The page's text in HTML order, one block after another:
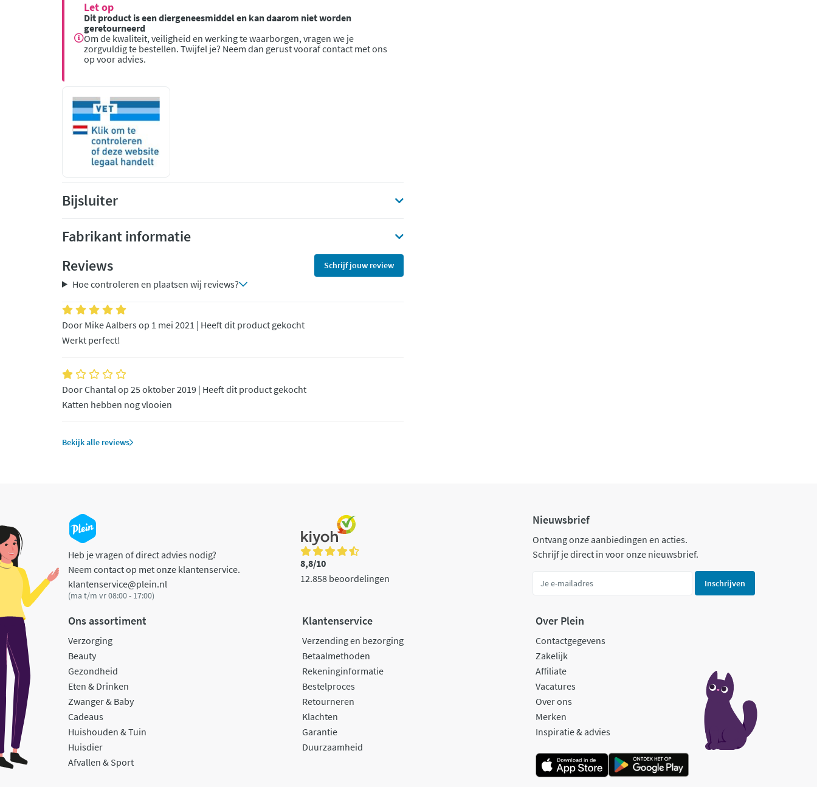
Let op
Dit product is een diergeneesmiddel en kan daarom niet worden
geretourneerd
Om de kwaliteit, veiligheid en werking te waarborgen, vragen we je
zorgvuldig te bestellen. Twijfel je? Neem dan gerust vooraf contact met ons
op voor advies.
Bijsluiter
Fabrikant informatie
Reviews
Schrijf jouw review
Hoe controleren en plaatsen wij reviews?
Door Mike Aalbers op 1 mei 2021 | Heeft dit product gekocht
Werkt perfect!
Door Chantal op 25 oktober 2019 | Heeft dit product gekocht
Katten hebben nog vlooien
Bekijk alle reviews
Heb je vragen of direct advies nodig?
Neem contact op met onze klantenservice.
klantenservice@plein.nl
(ma t/m vr 08:00 - 17:00)
8,8/10
12.858 beoordelingen
Nieuwsbrief
Ontvang onze aanbiedingen en acties.
Schrijf je direct in voor onze nieuwsbrief.
Inschrijven
Ons assortiment
Verzorging
Beauty
Gezondheid
Eten & Drinken
Zwanger & Baby
Cadeaus
Huishouden & Tuin
Huisdier
Afvallen & Sport
Klantenservice
Verzending en bezorging
Betaalmethoden
Rekeninginformatie
Bestelproces
Retourneren
Klachten
Garantie
Duurzaamheid
Over Plein
Contactgegevens
Zakelijk
Affiliate
Vacatures
Over ons
Merken
Inspiratie & advies